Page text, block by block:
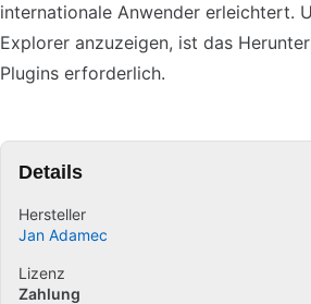
internationale Anwender erleichtert.
Explorer anzuzeigen, ist das
Plugins erforderlich.
Details
Hersteller
Jan Adamec
Lizenz
Zahlung